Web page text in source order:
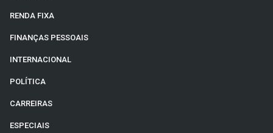
RENDA FIXA
FINANÇAS PESSOAIS
INTERNACIONAL
POLÍTICA
CARREIRAS
ESPECIAIS